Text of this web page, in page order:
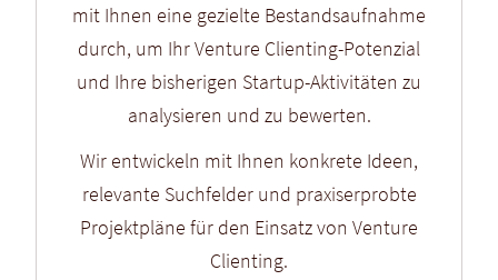
mit Ihnen eine gezielte Bestands­aufnahme
durch, um Ihr Venture Clienting-Potenzial
und Ihre bisherigen Startup-Aktivitäten zu
analysieren und zu bewerten.
Wir entwickeln mit Ihnen konkrete Ideen,
relevante Suchfelder und praxiserprobte
Projektpläne für den Einsatz von Venture
Clienting.